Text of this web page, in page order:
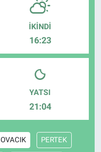
İKINDI
16:23
YATSI
21:04
OVACIK PERTEK